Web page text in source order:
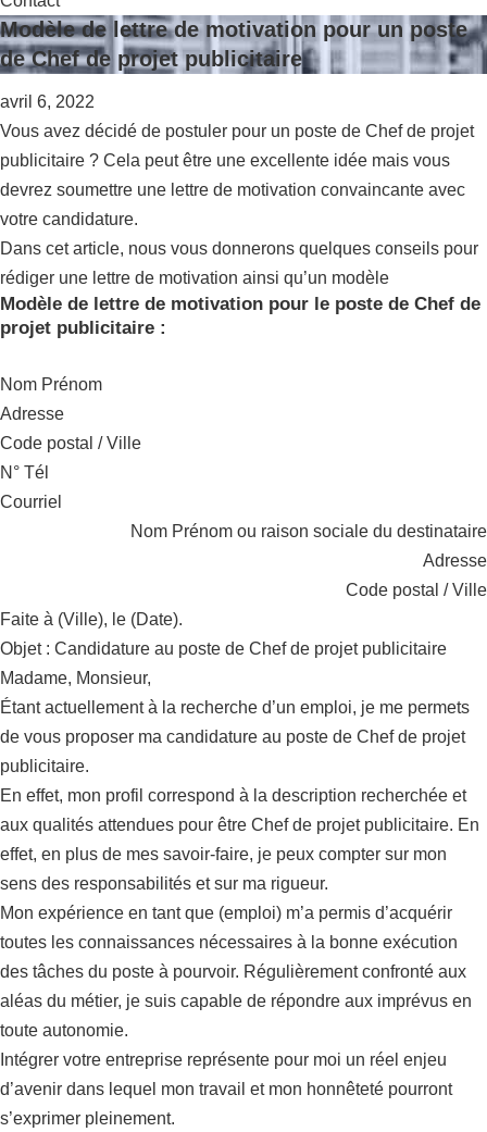
Modèle de lettre de motivation pour un poste
de Chef de projet publicitaire
avril 6, 2022
Vous avez décidé de postuler pour un poste de Chef de projet
publicitaire ? Cela peut être une excellente idée mais vous
devrez soumettre une lettre de motivation convaincante avec
votre candidature.
Dans cet article, nous vous donnerons quelques conseils pour
rédiger une lettre de motivation ainsi qu’un modèle
Modèle de lettre de motivation pour le poste de Chef de
projet publicitaire :
Nom Prénom
Adresse
Code postal / Ville
N° Tél
Courriel
Nom Prénom ou raison sociale du destinataire
Adresse
Code postal / Ville
Faite à (Ville), le (Date).
Objet : Candidature au poste de Chef de projet publicitaire
Madame, Monsieur,
Étant actuellement à la recherche d’un emploi, je me permets
de vous proposer ma candidature au poste de Chef de projet
publicitaire.
En effet, mon profil correspond à la description recherchée et
aux qualités attendues pour être Chef de projet publicitaire. En
effet, en plus de mes savoir-faire, je peux compter sur mon
sens des responsabilités et sur ma rigueur.
Mon expérience en tant que (emploi) m’a permis d’acquérir
toutes les connaissances nécessaires à la bonne exécution
des tâches du poste à pourvoir. Régulièrement confronté aux
aléas du métier, je suis capable de répondre aux imprévus en
toute autonomie.
Intégrer votre entreprise représente pour moi un réel enjeu
d’avenir dans lequel mon travail et mon honnêteté pourront
s’exprimer pleinement.